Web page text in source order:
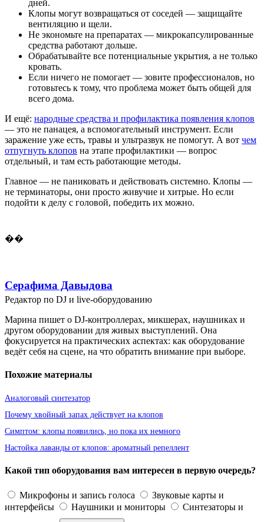
дней.
Клопы могут возвращаться от соседей — защищайте
вентиляцию и щели.
Не экономьте на препаратах — микрокапсулированные
средства работают дольше.
Обрабатывайте все потенциальные укрытия, а не только
кровать.
Если ничего не помогает — зовите профессионалов, но
готовьтесь к тому, что проблема может быть общей для
всего дома.
И ещё: народные средства и профилактика появления клопов
— это не панацея, а вспомогательный инструмент. Если
заражение уже есть, травы и ультразвук не помогут. А вот чем
отпугнуть клопов на этапе профилактики — вопрос
отдельный, и там есть работающие методы.
Главное — не паниковать и действовать системно. Клопы —
не терминаторы, они просто живучие и хитрые. Но если
подойти к делу с головой, победить их можно.
��
Серафима Давыдова
Редактор по DJ и live-оборудованию
Марина пишет о DJ-контроллерах, микшерах, наушниках и
другом оборудовании для живых выступлений. Она
фокусируется на практических аспектах: как оборудование
ведёт себя на сцене, на что обратить внимание при выборе.
Похожие материалы
Аналоговый синтезатор
Почему хвойный запах действует на клопов
Симптом: клопы появились, но пока их немного
Настойка лаванды от клопов: ароматный репеллент
Какой тип оборудования вам интересен в первую очередь?
Микрофоны и запись голоса
Звуковые карты и
интерфейсы
Наушники и мониторы Синтезаторы и